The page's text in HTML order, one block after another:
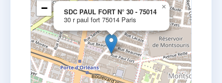
SDC PAUL FORT N° 30 - 75014
30 r paul fort 75014 Paris
×
−